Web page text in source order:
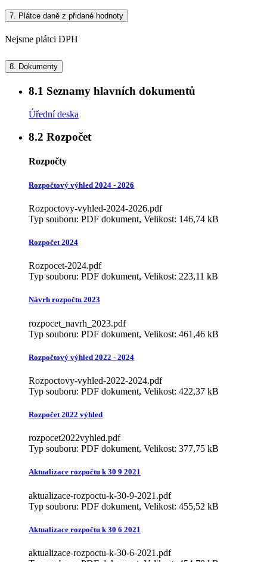
7. Plátce daně z přidané hodnoty
Nejsme plátci DPH
8. Dokumenty
8.1 Seznamy hlavních dokumentů
Úřední deska
8.2 Rozpočet
Rozpočty
Rozpočtový výhled 2024 - 2026
Rozpoctovy-vyhled-2024-2026.pdf
Typ souboru: PDF dokument, Velikost: 146,74 kB
Rozpočet 2024
Rozpocet-2024.pdf
Typ souboru: PDF dokument, Velikost: 223,11 kB
Návrh rozpočtu 2023
rozpocet_navrh_2023.pdf
Typ souboru: PDF dokument, Velikost: 461,46 kB
Rozpočtový výhled 2022 - 2024
Rozpoctovy-vyhled-2022-2024.pdf
Typ souboru: PDF dokument, Velikost: 422,37 kB
Rozpočet 2022 výhled
rozpocet2022vyhled.pdf
Typ souboru: PDF dokument, Velikost: 377,75 kB
Aktualizace rozpočtu k 30 9 2021
aktualizace-rozpoctu-k-30-9-2021.pdf
Typ souboru: PDF dokument, Velikost: 455,52 kB
Aktualizace rozpočtu k 30 6 2021
aktualizace-rozpoctu-k-30-6-2021.pdf